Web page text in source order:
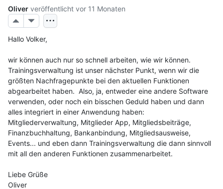
Oliver veröffentlicht vor 11 Monaten
Hallo Volker,
wir können auch nur so schnell arbeiten, wie wir können.
Trainingsverwaltung ist unser nächster Punkt, wenn wir die
größten Nachfragepunkte bei den aktuellen Funktionen
abgearbeitet haben.  Also, ja, entweder eine andere Software
verwenden, oder noch ein bisschen Geduld haben und dann
alles integriert in einer Anwendung haben:
Mitgliederverwaltung, Mitglieder App, Mitgliedsbeiträge,
Finanzbuchhaltung, Bankanbindung, Mitgliedsausweise,
Events... und eben dann Trainingsverwaltung die dann sinnvoll
mit all den anderen Funktionen zusammenarbeitet.
Liebe Grüße
Oliver